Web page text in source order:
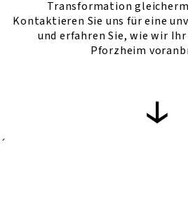
Transformation
Kontaktieren Sie uns für eine
und erfahren Sie, wie wir
Pforzheim
´